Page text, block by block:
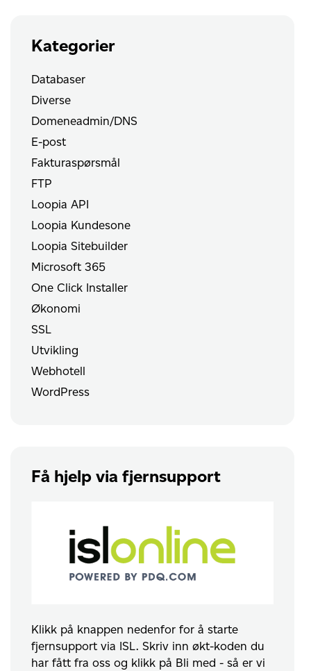
Kategorier
Databaser
Diverse
Domeneadmin/DNS
E-post
Fakturaspørsmål
FTP
Loopia API
Loopia Kundesone
Loopia Sitebuilder
Microsoft 365
One Click Installer
Økonomi
SSL
Utvikling
Webhotell
WordPress
Få hjelp via fjernsupport
Klikk på knappen nedenfor for å starte
fjernsupport via ISL. Skriv inn økt-koden du
har fått fra oss og klikk på Bli med - så er vi